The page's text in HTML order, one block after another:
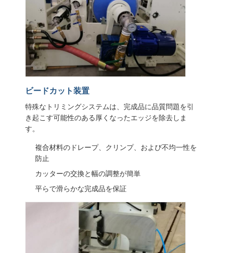
ビードカット装置
特殊なトリミングシステムは、完成品に品質問題を引
き起こす可能性のある厚くなったエッジを除去しま
す。
複合材料のドレープ、クリンプ、および不均一性を
防止
カッターの交換と幅の調整が簡単
平らで滑らかな完成品を保証